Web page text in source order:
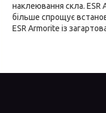
наклеювання скла.
більше спрощує
ESR Armorite із